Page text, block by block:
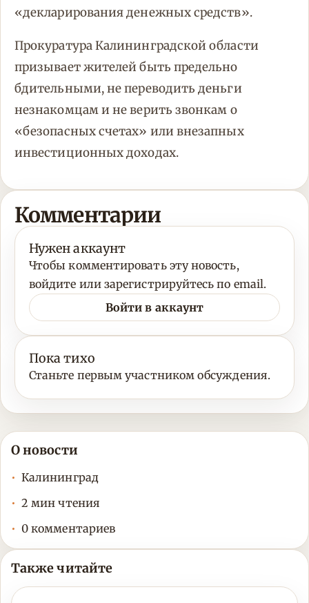
«декларирования денежных средств».
Прокуратура Калининградской области
призывает жителей быть предельно
бдительными, не переводить деньги
незнакомцам и не верить звонкам о
«безопасных счетах» или внезапных
инвестиционных доходах.
Комментарии
Нужен аккаунт
Чтобы комментировать эту новость,
войдите или зарегистрируйтесь по email.
Войти в аккаунт
Пока тихо
Станьте первым участником обсуждения.
О новости
Калининград
2 мин чтения
0 комментариев
Также читайте